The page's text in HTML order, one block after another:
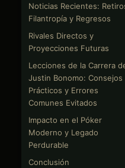
Noticias Recientes:
Filantropía y Regresos
Rivales Directos y
Proyecciones Futuras
Lecciones de la Carrera
Justin Bonomo: Consejos
Prácticos y Errores
Comunes Evitados
Impacto en el Póker
Moderno y Legado
Perdurable
Conclusión